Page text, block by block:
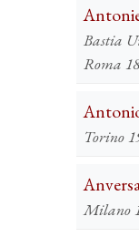
Bastia
Roma